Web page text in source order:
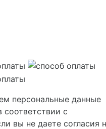
персональные данные
соответствии с
вы не даете согласия